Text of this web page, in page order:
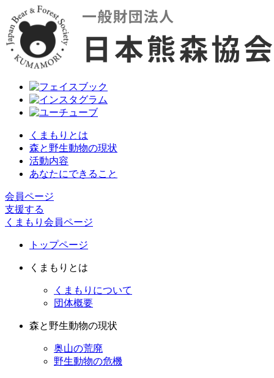
くまもりとは
森と野生動物の現状
活動内容
あなたにできること
会員ページ
支援する
くまもり会員ページ
トップページ
くまもりとは
くまもりについて
団体概要
森と野生動物の現状
奥山の荒廃
野生動物の危機